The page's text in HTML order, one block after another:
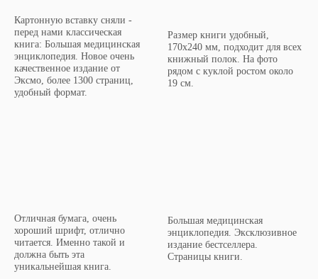
Картонную вставку сняли -
перед нами классическая
книга: Большая медицинская
энциклопедия. Новое очень
качественное издание от
Эксмо, более 1300 страниц,
удобный формат.
Размер книги удобный,
170x240 мм, подходит для всех
книжный полок. На фото
рядом с куклой ростом около
19 см.
Отличная бумага, очень
хороший шрифт, отлично
читается. Именно такой и
должна быть эта
уникальнейшая книга.
Большая медицинская
энциклопедия. Эксклюзивное
издание бестселлера.
Страницы книги.